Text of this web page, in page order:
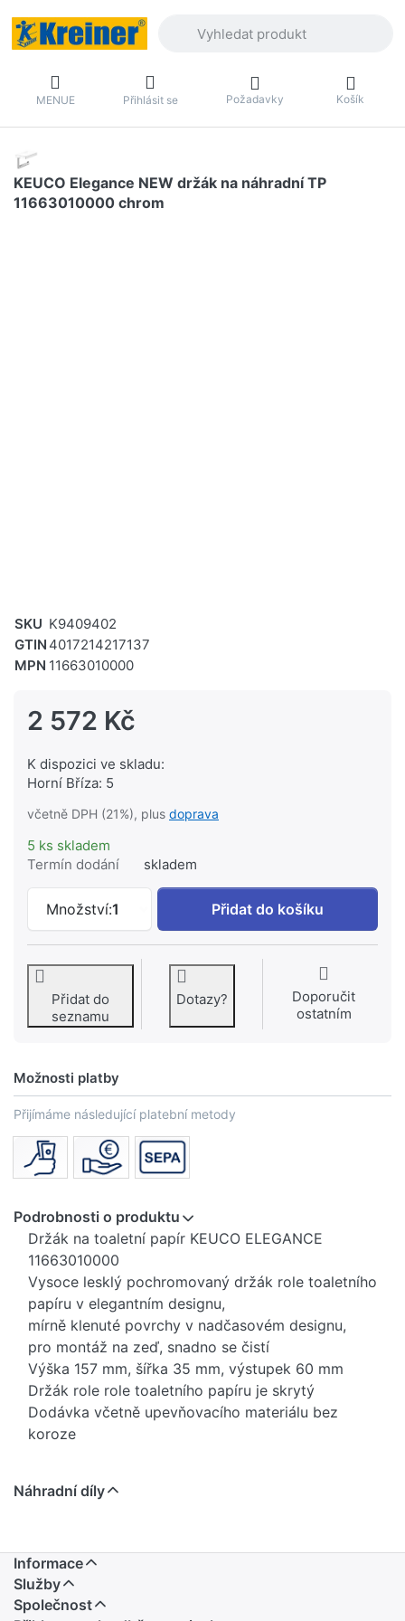
MENUE Přihlásit se Požadavky Košík
KEUCO Elegance NEW držák na náhradní TP
11663010000 chrom
SKU K9409402
GTIN 4017214217137
MPN 11663010000
2 572 Kč
K dispozici ve skladu:
Horní Bříza: 5
včetně DPH (21%), plus doprava
5 ks skladem
Termín dodání
skladem
Množství:1
KEUCO Elegance NEW držák na
Přidat do košíku
Přidat do
seznamu
Dotazy?
Doporučit
ostatním
Možnosti platby
Přijímáme následující platební metody
Podrobnosti o produktu
Držák na toaletní papír KEUCO ELEGANCE
11663010000
Vysoce lesklý pochromovaný držák role toaletního
papíru v elegantním designu,
mírně klenuté povrchy v nadčasovém designu,
pro montáž na zeď, snadno se čistí
Výška 157 mm, šířka 35 mm, výstupek 60 mm
Držák role role toaletního papíru je skrytý
Dodávka včetně upevňovacího materiálu bez
koroze
Náhradní díly
Informace
Služby
Společnost